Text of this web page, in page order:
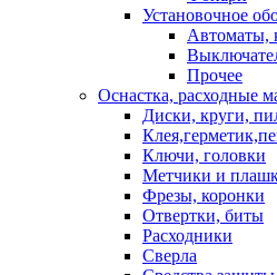
Установочное
Автоматы,
Прочее
Оснастка, расходные
Диски, круги,
Ключи, головки
Метчики и
Фрезы, коронки
Отвертки, биты
Расходники
Сверла